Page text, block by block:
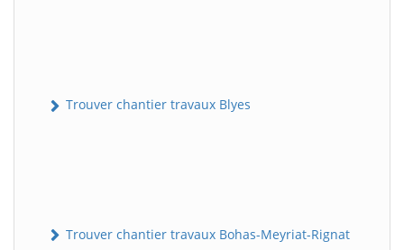
Trouver chantier travaux Blyes
Trouver chantier travaux Bohas-Meyriat-Rignat